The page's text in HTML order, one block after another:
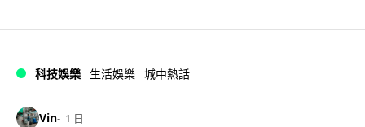
科技娛樂 生活娛樂 城中熱話
Vin 1 日